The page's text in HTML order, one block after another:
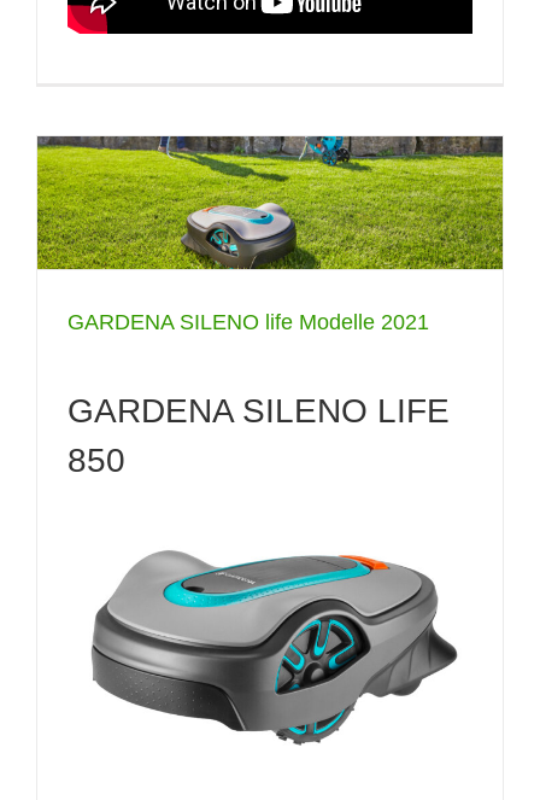
GARDENA SILENO life Modelle 2021
GARDENA SILENO LIFE
850